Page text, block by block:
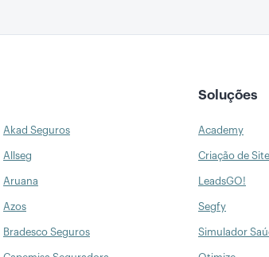
Akad Seguros
Allseg
Aruana
Azos
Bradesco Seguros
Soluções
Academy
Criação de Site
LeadsGO!
Segfy
Simulador